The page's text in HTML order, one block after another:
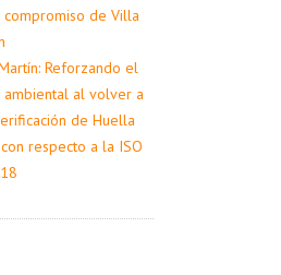
compromiso de Villa
Reforzando el
ambiental al volver a
de Huella
respecto a la ISO